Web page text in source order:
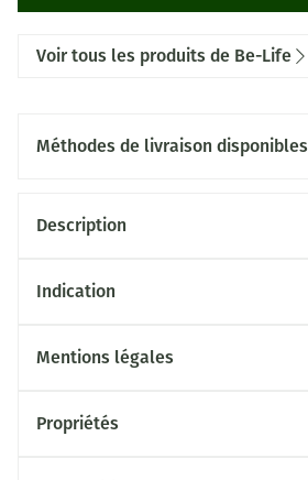
Voir tous les produits de Be-Life
Méthodes de livraison disponibles
Description
Indication
Mentions légales
Propriétés